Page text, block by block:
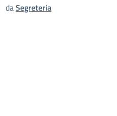
daSegreteria